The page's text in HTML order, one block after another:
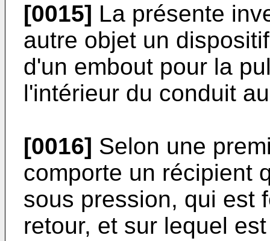
[0015] La présente
autre objet un
d'un embout pour la
l'intérieur du conduit
[0016] Selon une
comporte un récipient
sous pression, qui est
retour, et sur lequel